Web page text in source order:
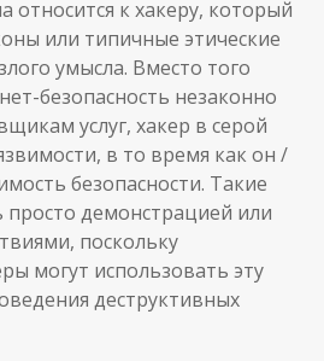
относится к хакеру, который
или типичные этические
умысла. Вместо того
безопасность незаконно
услуг, хакер в серой
в то время как он /
безопасности. Такие
просто демонстрацией или
поскольку
могут использовать эту
деструктивных